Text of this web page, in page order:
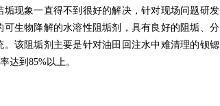
现象一直得不到很好的解决，针对现场问题研发
生物降解的水溶性阻垢剂，具有良好的阻垢、分
该阻垢剂主要是针对油田回注水中难清理的钡锶
达到85%以上。